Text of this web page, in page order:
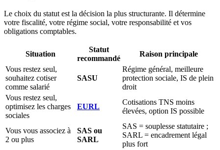
Le choix du statut est la décision la plus structurante. Il détermine
votre fiscalité, votre régime social, votre responsabilité et vos
obligations comptables.
Situation
Statut
recommandé
Raison principale
Vous restez seul,
souhaitez cotiser
comme salarié
SASU
Régime général, meilleure
protection sociale, IS de plein
droit
Vous restez seul,
optimisez les charges
sociales
EURL
Cotisations TNS moins
élevées, option IS possible
Vous vous associez à
2 ou plus
SAS ou
SARL
SAS = souplesse statutaire ;
SARL = encadrement légal
plus fort